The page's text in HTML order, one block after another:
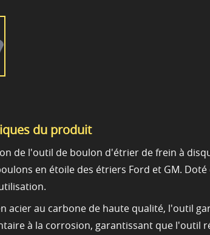
du produit
de l'outil de boulon d'étrier de frein à
en étoile des étriers Ford et GM.
acier au carbone de haute qualité, l'outil
à la corrosion, garantissant que l'outil